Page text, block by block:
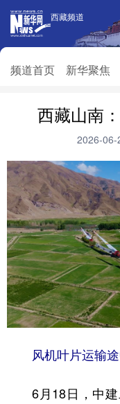
西藏频道
频道首页 新华聚焦
西藏频道
频道首页 新
新
对口援藏
生
推广信息
西藏山南
2026-06-
风机叶片运输
6月18日，中